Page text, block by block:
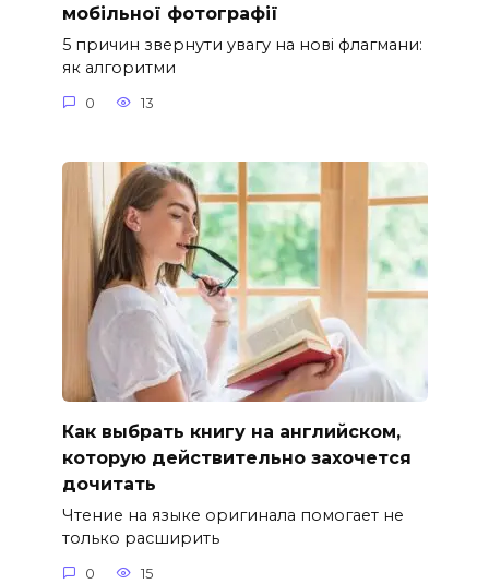
мобільної фотографії
5 причин звернути увагу на нові флагмани:
як алгоритми
0 13
Как выбрать книгу на английском,
которую действительно захочется
дочитать
Чтение на языке оригинала помогает не
только расширить
0 15